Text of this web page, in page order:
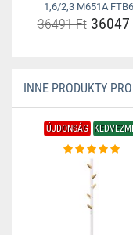
1,6/2,3 M651A
36491 Ft36047
INNE PRODUKTY
ÚJDONSÁG